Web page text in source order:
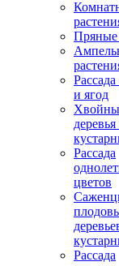
Пряные
и ягод
деревья
Рассада
цветов
Рассада